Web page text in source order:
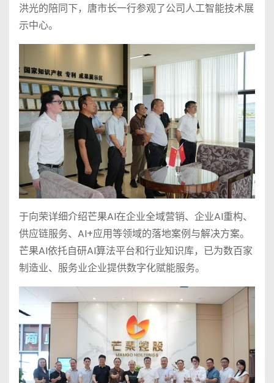
洪光的陪同下，唐市长一行参观了公司人工智能技术展
示中心。
于向荣详细介绍芒果AI在企业全域营销、企业AI重构、
供应链服务、AI+应用等领域的落地案例与解决方案。
芒果AI依托自研AI算法平台和行业知识库，已为数百家
制造业、服务业企业提供数字化赋能服务。